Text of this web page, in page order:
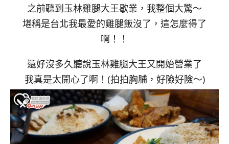
之前聽到玉林雞腿大王歇業，我整個大驚～
堪稱是台北我最愛的雞腿飯沒了，這怎麼得了
啊！！
還好沒多久聽說玉林雞腿大王又開始營業了
我真是太開心了啊！(拍拍胸脯，好險好險～)